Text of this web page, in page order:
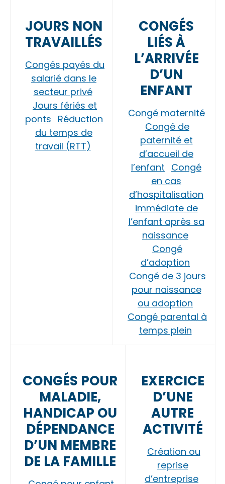
JOURS NON
TRAVAILLÉS
Congés payés du
salarié dans le
secteur privé
Jours fériés et
ponts Réduction
du temps de
travail (RTT)
CONGÉS
LIÉS À
L’ARRIVÉE
D’UN
ENFANT
Congé maternité
Congé de
paternité et
d’accueil de
l’enfant Congé
en cas
d’hospitalisation
immédiate de
l’enfant après sa
naissance
Congé
d’adoption
Congé de 3 jours
pour naissance
ou adoption
Congé parental à
temps plein
CONGÉS POUR
MALADIE,
HANDICAP OU
DÉPENDANCE
D’UN MEMBRE
DE LA FAMILLE
EXERCICE
D’UNE
AUTRE
ACTIVITÉ
Création ou
reprise
d’entreprise